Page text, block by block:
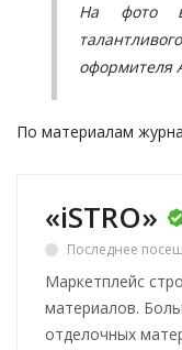
На фото в
оформителя
По материалам
«iSTRO»
Последнее
Маркетплейс
материалов.
отделочных